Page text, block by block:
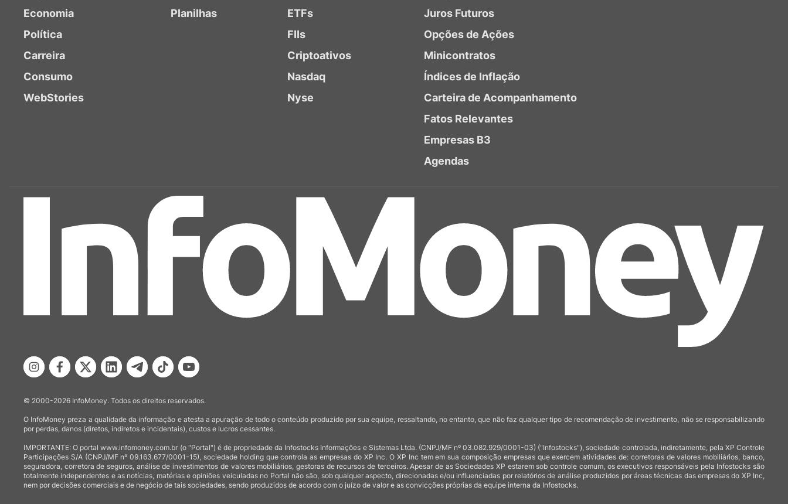
Economia
Política
Carreira
Consumo
WebStories
Planilhas
ETFs
FIIs
Criptoativos
Nasdaq
Nyse
Juros Futuros
Opções de Ações
Minicontratos
Índices de Inflação
Carteira de Acompanhamento
Fatos Relevantes
Empresas B3
Agendas
© 2000-2026 InfoMoney. Todos os direitos reservados.
O InfoMoney preza a qualidade da informação e atesta a apuração de todo o conteúdo produzido por sua equipe, ressaltando, no entanto, que não faz qualquer tipo de recomendação de investimento, não se responsabilizando
por perdas, danos (diretos, indiretos e incidentais), custos e lucros cessantes.
IMPORTANTE: O portal www.infomoney.com.br (o "Portal") é de propriedade da Infostocks Informações e Sistemas Ltda. (CNPJ/MF nº 03.082.929/0001-03) ("Infostocks"), sociedade controlada, indiretamente, pela XP Controle
Participações S/A (CNPJ/MF nº 09.163.677/0001-15), sociedade holding que controla as empresas do XP Inc. O XP Inc tem em sua composição empresas que exercem atividades de: corretoras de valores mobiliários, banco,
seguradora, corretora de seguros, análise de investimentos de valores mobiliários, gestoras de recursos de terceiros. Apesar de as Sociedades XP estarem sob controle comum, os executivos responsáveis pela Infostocks são
totalmente independentes e as notícias, matérias e opiniões veiculadas no Portal não são, sob qualquer aspecto, direcionadas e/ou influenciadas por relatórios de análise produzidos por áreas técnicas das empresas do XP Inc,
nem por decisões comerciais e de negócio de tais sociedades, sendo produzidos de acordo com o juízo de valor e as convicções próprias da equipe interna da Infostocks.